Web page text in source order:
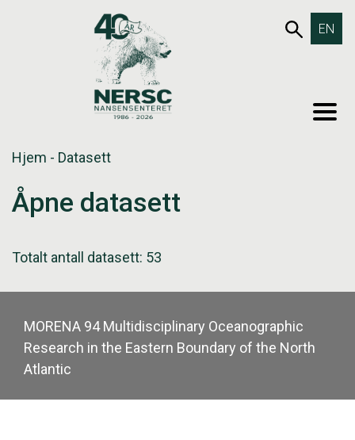
653SØK
EN
Hjem - Datasett
Åpne datasett
Totalt antall datasett: 53
MORENA 94 Multidisciplinary Oceanographic
Research in the Eastern Boundary of the North
Atlantic